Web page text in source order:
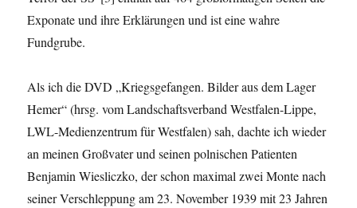
Exponate und ihre Erklärungen und ist eine wahre
Fundgrube.
Als ich die DVD „Kriegsgefangen. Bilder aus dem Lager
Hemer“ (hrsg. vom Landschaftsverband Westfalen-Lippe,
LWL-Medienzentrum für Westfalen) sah, dachte ich wieder
an meinen Großvater und seinen polnischen Patienten
Benjamin Wiesliczko, der schon maximal zwei Monte nach
seiner Verschleppung am 23. November 1939 mit 23 Jahren